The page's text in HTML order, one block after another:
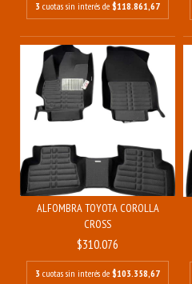
3 cuotas sin interés de $118.861,67
ALFOMBRA TOYOTA COROLLA
CROSS
$310.076
3 cuotas sin interés de $103.358,67